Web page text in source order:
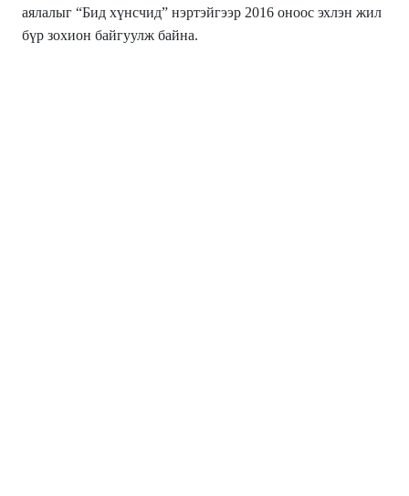
аялалыг “Бид хүнсчид” нэртэйгээр 2016 оноос эхлэн жил
бүр зохион байгуулж байна.